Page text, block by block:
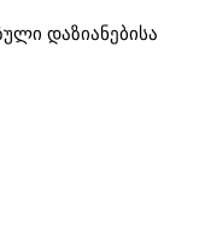
დაზიანებისა